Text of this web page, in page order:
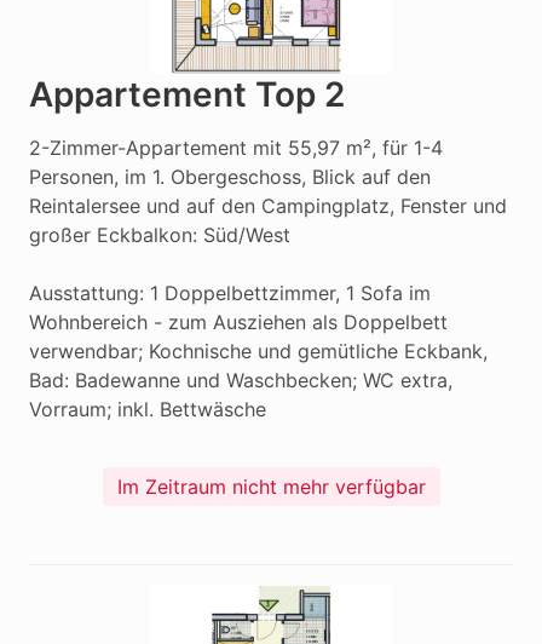
Appartement Top 2
2-Zimmer-Appartement mit 55,97 m², für 1-4
Personen, im 1. Obergeschoss, Blick auf den
Reintalersee und auf den Campingplatz, Fenster und
großer Eckbalkon: Süd/West
Ausstattung: 1 Doppelbettzimmer, 1 Sofa im
Wohnbereich - zum Ausziehen als Doppelbett
verwendbar; Kochnische und gemütliche Eckbank,
Bad: Badewanne und Waschbecken; WC extra,
Vorraum; inkl. Bettwäsche
Im Zeitraum nicht mehr verfügbar